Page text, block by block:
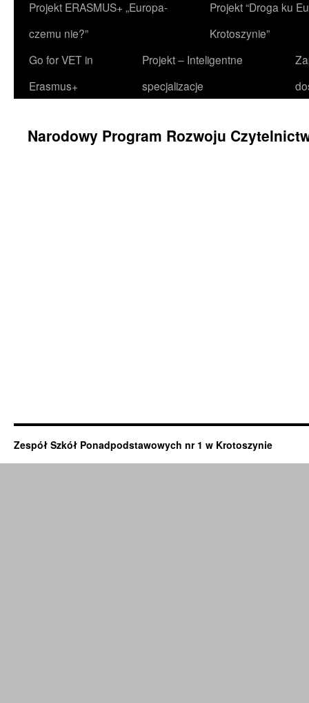
treści
Projekt ERASMUS+ „Europa-
czemu nie?”
Projekt “Droga ku
Krotoszynie”
Go for VET in
Erasmus+
Projekt – Inteligentne
specjalizacje
Narodowy Program Rozwoju
Zespół Szkół Ponadpodstawowych nr 1 w Krotoszynie